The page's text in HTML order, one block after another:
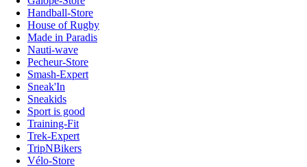
Handball-Store
House of Rugby
Made in Paradis
Nauti-wave
Pecheur-Store
Smash-Expert
Sneak'In
Sneakids
Sport is good
Training-Fit
Trek-Expert
TripNBikers
Vélo-Store